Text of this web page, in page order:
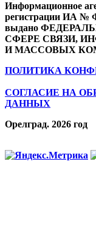
Информационное
регистрации ИА №
выдано
СФЕРЕ СВЯЗИ,
И МАССОВЫХ
ПОЛИТИКА
СОГЛАСИЕ НА
ДАННЫХ
Орелград. 2026 год